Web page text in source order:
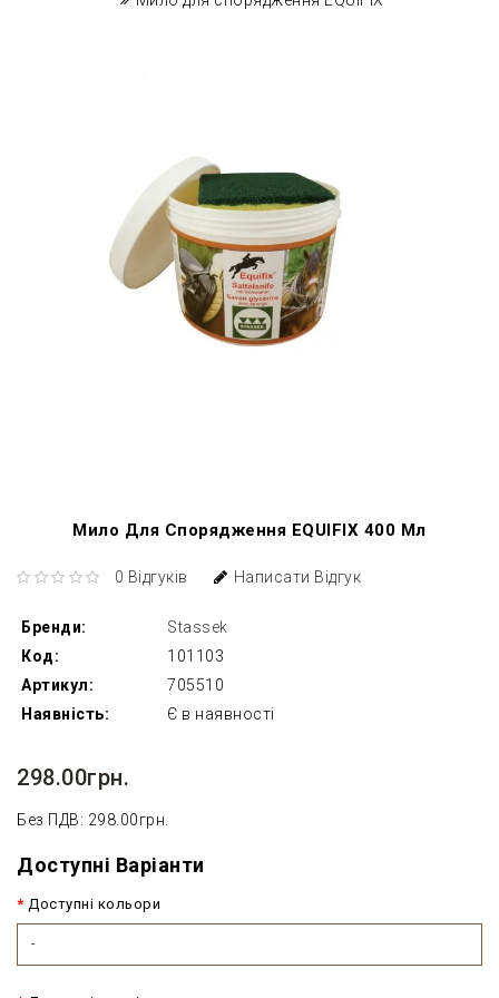
Мило Для Спорядження EQUIFIX 400 Мл
0 Відгуків Написати Відгук
Бренди:
Stassek
Код:
101103
Артикул:
705510
Наявність:
Є в наявності
298.00грн.
Без ПДВ: 298.00грн.
Доступні Варіанти
Доступні кольори
-